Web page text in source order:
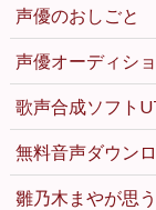
声優のおしごと
声優オーディシ
歌声合成ソフト
無料音声ダウン
雛乃木まやが思